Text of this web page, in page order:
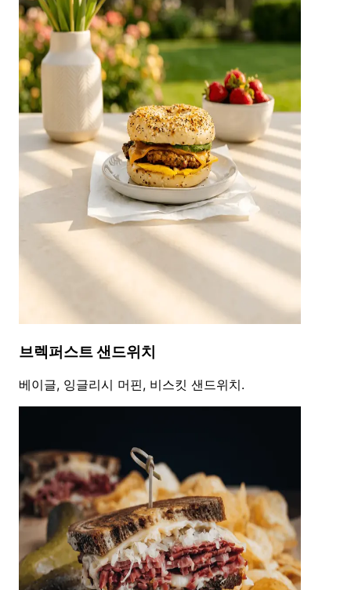
브렉퍼스트 샌드위치
베이글, 잉글리시 머핀, 비스킷 샌드위치.